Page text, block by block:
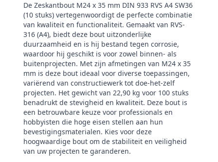
De Zeskantbout M24 x 35 mm DIN 933 RVS A4 SW36
(10 stuks) vertegenwoordigt de perfecte combinatie
van kwaliteit en functionaliteit. Gemaakt van RVS-
316 (A4), biedt deze bout uitzonderlijke
duurzaamheid en is hij bestand tegen corrosie,
waardoor hij geschikt is voor zowel binnen- als
buitenprojecten. Met zijn afmetingen van M24 x 35
mm is deze bout ideaal voor diverse toepassingen,
variërend van constructiewerk tot doe-het-zelf
projecten. Het gewicht van 22,90 kg voor 100 stuks
benadrukt de stevigheid en kwaliteit. Deze bout is
een betrouwbare keuze voor professionals en
hobbyisten die hoge eisen stellen aan hun
bevestigingsmaterialen. Kies voor deze
hoogwaardige bout om de stabiliteit en veiligheid
van uw projecten te garanderen.